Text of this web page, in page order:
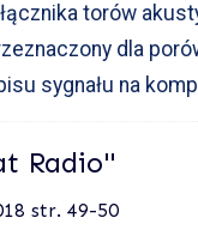
torów
dla
sygnału na
Radio"
str. 49-50